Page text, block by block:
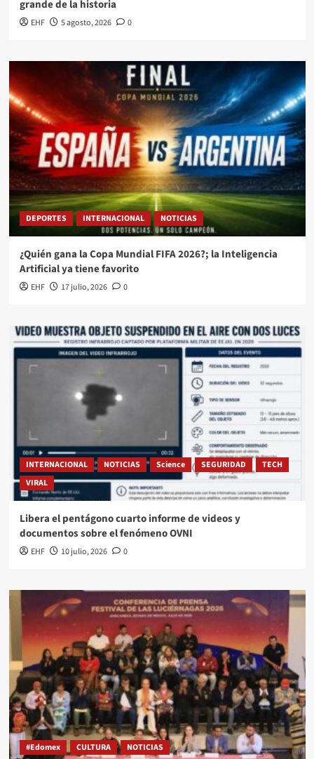
grande de la historia
EHF 5 agosto, 2026 0
DEPORTES INTERNACIONAL NOTICIAS
¿Quién gana la Copa Mundial FIFA 2026?; la Inteligencia
Artificial ya tiene favorito
EHF 17 julio, 2026 0
INTERNACIONAL NOTICIAS Science SEGURIDAD
TECH
VIRAL
Libera el pentágono cuarto informe de videos y
documentos sobre el fenómeno OVNI
EHF 10 julio, 2026 0
#Edomex CULTURA NOTICIAS